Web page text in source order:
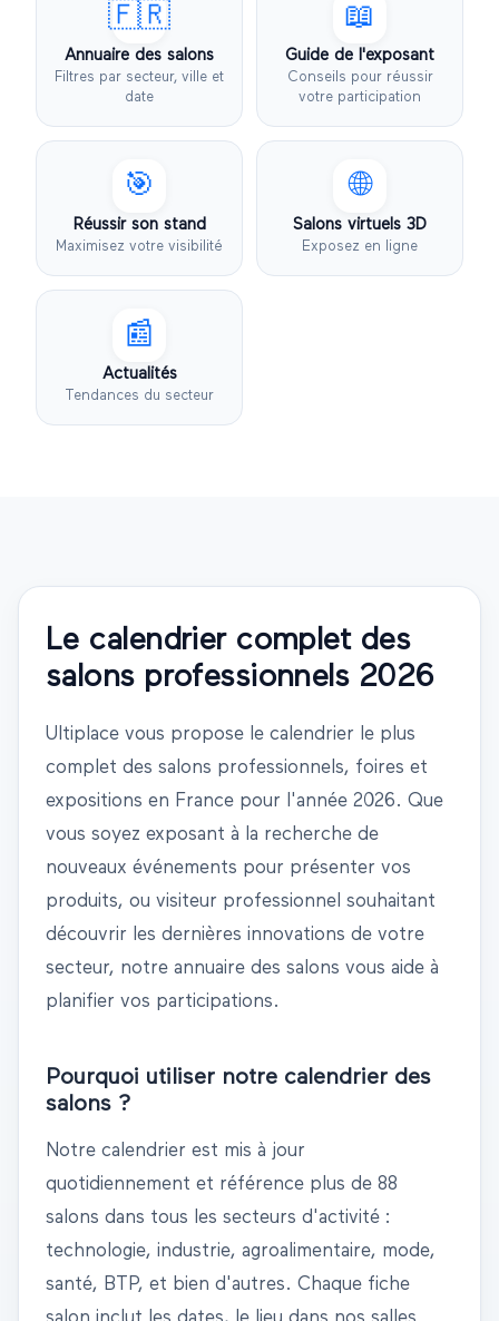
🇫🇷
Annuaire des salons
Filtres par secteur, ville et
date
📖
Guide de l'exposant
Conseils pour réussir
votre participation
🎯
Réussir son stand
Maximisez votre visibilité
🌐
Salons virtuels 3D
Exposez en ligne
📰
Actualités
Tendances du secteur
Le calendrier complet des
salons professionnels 2026
Ultiplace vous propose le calendrier le plus
complet des salons professionnels, foires et
expositions en France pour l'année 2026. Que
vous soyez exposant à la recherche de
nouveaux événements pour présenter vos
produits, ou visiteur professionnel souhaitant
découvrir les dernières innovations de votre
secteur, notre annuaire des salons vous aide à
planifier vos participations.
Pourquoi utiliser notre calendrier des
salons ?
Notre calendrier est mis à jour
quotidiennement et référence plus de 88
salons dans tous les secteurs d'activité :
technologie, industrie, agroalimentaire, mode,
santé, BTP, et bien d'autres. Chaque fiche